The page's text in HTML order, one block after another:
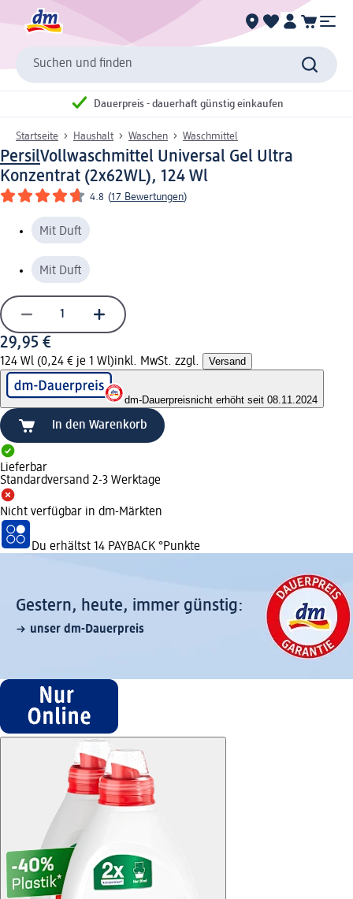
Suchen und finden
Dauerpreis - dauerhaft günstig einkaufen
Startseite Haushalt Waschen Waschmittel
PersilVollwaschmittel Universal Gel Ultra
Konzentrat (2x62WL), 124 Wl
4.8 (17 Bewertungen)
Mit Duft
Mit Duft
29,95 €
124 Wl (0,24 € je 1 Wl)inkl. MwSt. zzgl. Versand
dm-Dauerpreisnicht erhöht seit 08.11.2024
In den Warenkorb
Lieferbar
Standardversand 2-3 Werktage
Nicht verfügbar in dm-Märkten
Du erhältst 14 PAYBACK °Punkte
Gestern, heute, immer günstig:
unser dm-Dauerpreis